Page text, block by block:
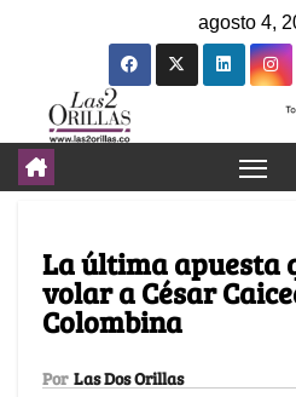
agosto 4,
La última apuesta
volar a César
Colombina
Por Las Dos Orillas